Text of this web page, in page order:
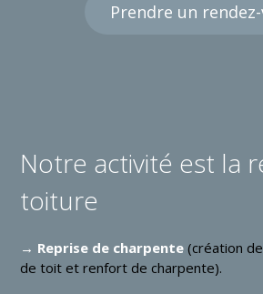
Prendre un
Notre activité est la
toiture
→ Reprise de charpente (création
de toit et renfort de charpente).